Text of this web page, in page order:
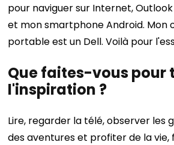
pour naviguer sur Internet,
et mon smartphone Android. Mon
portable est un Dell. Voilà pour
Que faites-vous pour
l'inspiration ?
Lire, regarder la télé, observer les
des aventures et profiter de la vie,